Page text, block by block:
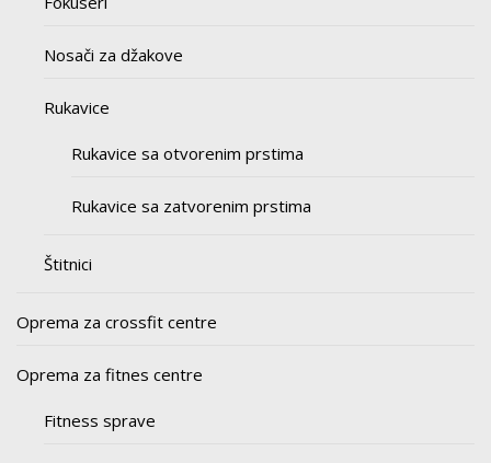
Nosači za džakove
Rukavice
Rukavice sa otvorenim prstima
Rukavice sa zatvorenim prstima
Štitnici
Oprema za crossfit centre
Oprema za fitnes centre
Fitness sprave